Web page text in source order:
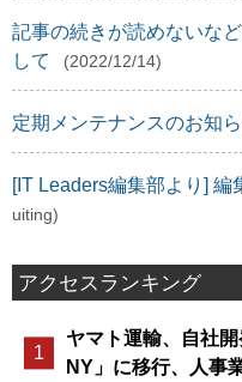
記事の続きが読めないな
して
(2022/12/14)
定期メンテナンスのお知
[IT Leaders編集部より]
uiting)
アクセスランキング
ヤマト運輸、自社
NY」に移行、人事